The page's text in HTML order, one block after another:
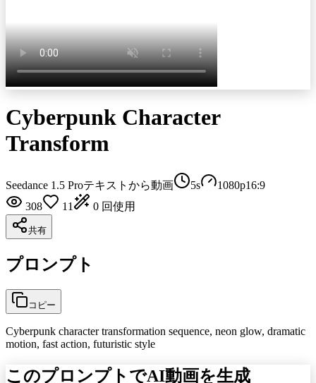
Cyberpunk Character
Transform
Seedance 1.5 Proテキストから動画 5s 1080p16:9
308
11 0 回使用
共有
プロンプト
コピー
Cyberpunk character transformation sequence, neon glow, dramatic
motion, fast action, futuristic style
このプロンプトでAI動画を生成